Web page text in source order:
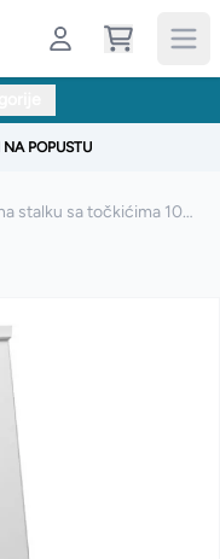
NA POPUSTU
Tabla bijela flipchart na stalku sa točkićima 100*70